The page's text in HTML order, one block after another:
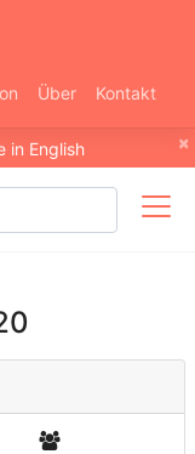
Über Kontakt
×
in English